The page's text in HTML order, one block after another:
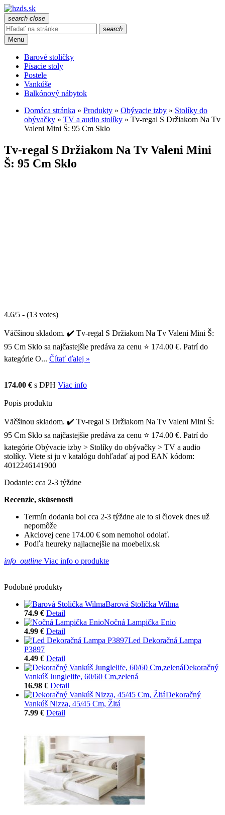
search close
search
Menu
Barové stoličky
Písacie stoly
Postele
Vankúše
Balkónový nábytok
Domáca stránka » Produkty » Obývacie izby » Stolíky do
obývačky » TV a audio stolíky » Tv-regal S Držiakom Na Tv
Valeni Mini Š: 95 Cm Sklo
Tv-regal S Držiakom Na Tv Valeni Mini
Š: 95 Cm Sklo
4.6/5 - (13 votes)
Väčšinou skladom. ✔️ Tv-regal S Držiakom Na Tv Valeni Mini Š:
95 Cm Sklo sa najčastejšie predáva za cenu ⭐ 174.00 €. Patrí do
kategórie O... Čítať ďalej »
174.00 € s DPH Viac info
Popis produktu
Väčšinou skladom. ✔️ Tv-regal S Držiakom Na Tv Valeni Mini Š:
95 Cm Sklo sa najčastejšie predáva za cenu ⭐ 174.00 €. Patrí do
kategórie Obývacie izby > Stolíky do obývačky > TV a audio
stolíky. Viete si ju v katalógu dohľadať aj pod EAN kódom:
4012246141900
Dodanie: cca 2-3 týždne
Recenzie, skúsenosti
Termín dodania bol cca 2-3 týždne ale to si človek dnes už
nepomôže
Akciovej cene 174.00 € som nemohol odolať.
Podľa heureky najlacnejšie na moebelix.sk
info_outline Viac info o produkte
Podobné produkty
Barová Stolička Wilma
74.9 € Detail
Nočná Lampička Enio
4.99 € Detail
Led Dekoračná Lampa
P3897
4.49 € Detail
Dekoračný
Vankúš Junglelife, 60/60 Cm,zelená
16.98 € Detail
Dekoračný
Vankúš Nizza, 45/45 Cm, Žltá
7.99 € Detail